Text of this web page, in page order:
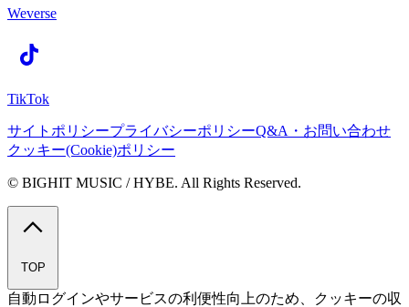
Weverse
TikTok
サイトポリシープライバシーポリシーQ&A・お問い合わせ
クッキー(Cookie)ポリシー
© BIGHIT MUSIC / HYBE. All Rights Reserved.
TOP
自動ログインやサービスの利便性向上のため、クッキーの収